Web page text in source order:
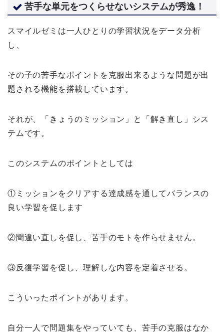
苦手な単元をつくらせないシステムが秀逸！
スマイルゼミは一人ひとりの学習状況をデータ分析
し、
その子の苦手なポイントを克服出来るような問題が出
題される機能を搭載しています。
それが、「きょうのミッション」と「解き直し」シス
テムです。
このシステムのポイントとしては
①ミッションをクリアする達成感を通してバランスの
良い学習を促します
②間違い直しを促し、苦手のモトを作らせません。
③反復学習を促し、理解しな内容を定着させる。
こういったポイントがあります。
自分一人で問題集をやっていても、苦手の克服はなか